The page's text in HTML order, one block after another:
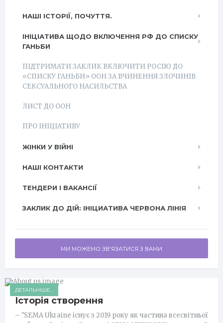
НАШІ ІСТОРІЇ, ПОЧУТТЯ.
ІНІЦІАТИВА ЩОДО ВКЛЮЧЕННЯ РФ ДО СПИСКУ
ГАНЬБИ
ПІДТРИМАТИ ЗАКЛИК ВКЛЮЧИТИ РОСІЮ ДО
«СПИСКУ ГАНЬБИ» ООН ЗА ВЧИНЕННЯ ЗЛОЧИНІВ
СЕКСУАЛЬНОГО НАСИЛЬСТВА
ЛИСТ ДО ООН
ПРО ІНІЦІАТИВУ
ЖІНКИ У ВІЙНІ
НАШІ КОНТАКТИ
ТЕНДЕРИ І ВАКАНСІЇ
ЗАКЛИК ДО ДІЙ: ІНІЦИАТИВА ЧЕРВОНА ЛІНІЯ
МИ МОЖЕМО ЗВ'ЯЗАТИСЯ З ВАМИ
ДЕТАЛЬНІШЕ...
Історія створення
– "SEMA Ukraine існує з 2019 року як частина всесвітньої